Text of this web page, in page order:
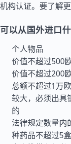
机构认证。要了解
可以从国外进口
个人物品
价值不超过500
价值不超过200
总额不超过1万
较大，必须出具
的
法律规定数量内
种药品不超过5